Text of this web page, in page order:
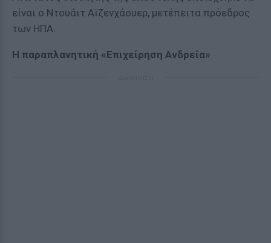
είναι ο Ντουάιτ Αϊζενχάουερ, μετέπειτα πρόεδρος
των ΗΠΑ.
Η παραπλανητική «Επιχείρηση Ανδρεία»